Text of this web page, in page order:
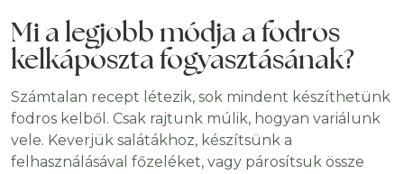
Mi a legjobb módja a fodros
kelkáposzta fogyasztásának?
Számtalan recept létezik, sok mindent készíthetünk
fodros kelből. Csak rajtunk múlik, hogyan variálunk
vele. Keverjük salátákhoz, készítsünk a
felhasználásával főzeléket, vagy párosítsuk össze